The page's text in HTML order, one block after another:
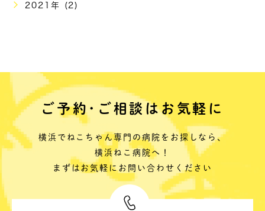
2021年 (2)
ご予約･ご相談はお気軽に
横浜でねこちゃん専門の病院をお探しなら、
横浜ねこ病院へ！
まずはお気軽にお問い合わせください